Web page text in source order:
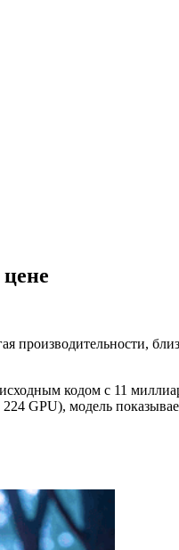
производительности,
кодом с 11
GPU), модель